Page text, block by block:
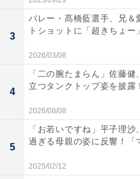
3
バレー・髙橋藍選手、兄＆
トショットに「超きちょ
2026/03/08
4
「二の腕たまらん」佐藤
立つタンクトップ姿を披露
2026/08/08
5
「お若いですね」平子理
過ぎる母親の姿に反響！「
2025/02/12